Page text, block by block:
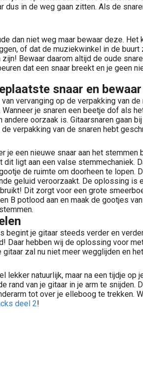
dus in de weg gaan zitten. Als de
dan niet weg maar bewaar deze.
of dat de muziekwinkel in de
Bewaar daarom altijd de oude
dat een snaar breekt en je geen
snaar en
vervanging op de verpakking van
je snaren een beetje dof als
oorzaak is. Gitaarsnaren gaan
verpakking van de snaren hebt
je een nieuwe snaar aan het
ligt aan een valse stemmechaniek.
de ruimte om doorheen te lopen.
geluid veroorzaakt. De oplossing
Dit zorgt voor een grote
B potlood aan en maak de gootjes
begint je gitaar steeds verder en
hebben wij de oplossing voor
zal nu niet meer wegglijden en
natuurlijk, maar na een tijdje
rand van je gitaar in je arm te
tot over je elleboog te trekken.
deel 2!